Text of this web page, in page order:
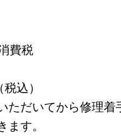
費税
込）
だいてから修理着
す。